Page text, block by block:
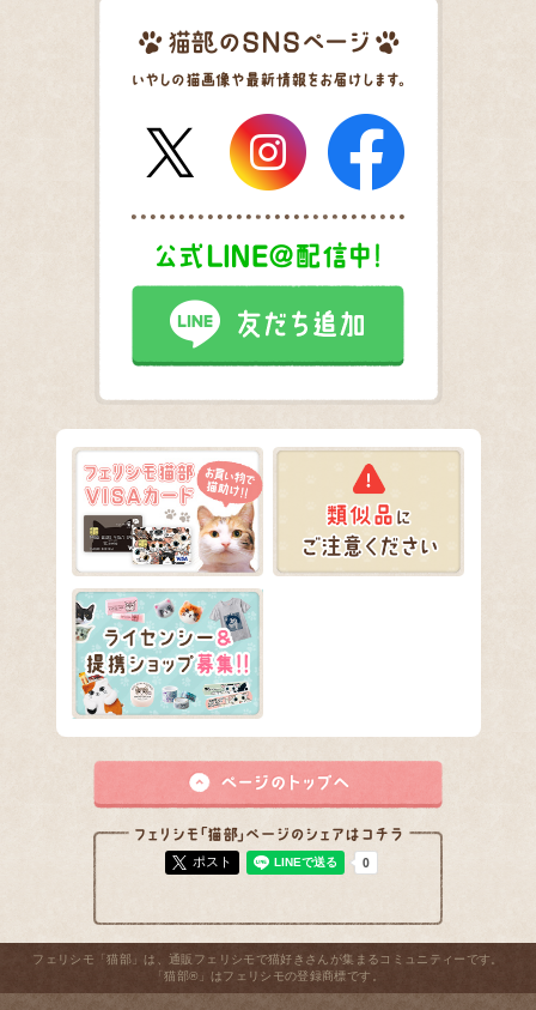
ポスト
フェリシモ「猫部」は、通販フェリシモで猫好きさんが集まるコミュニティーです。
「猫部®」はフェリシモの登録商標です。